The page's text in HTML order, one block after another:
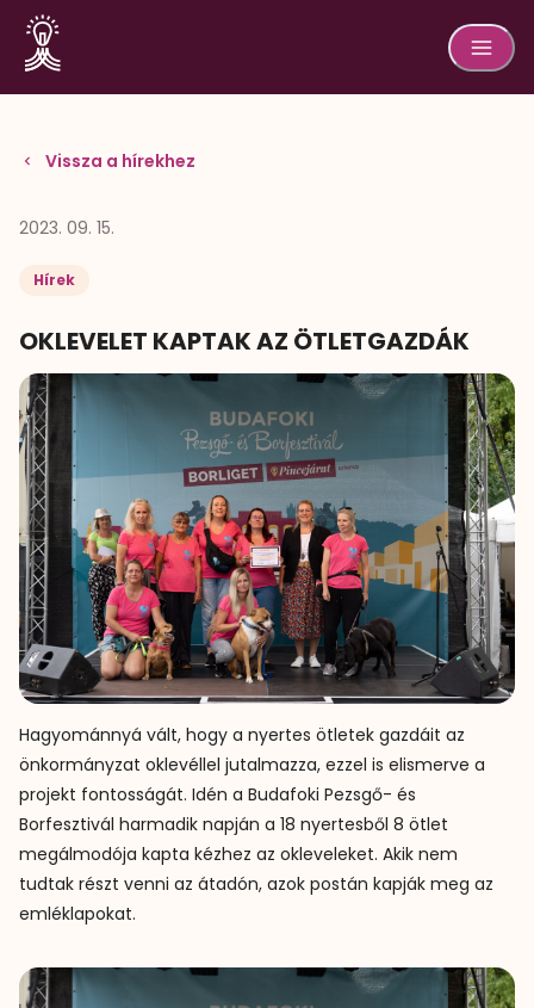
Vissza a hírekhez
2023. 09. 15.
Hírek
OKLEVELET KAPTAK AZ ÖTLETGAZDÁK
Hagyománnyá vált, hogy a nyertes ötletek gazdáit az
önkormányzat oklevéllel jutalmazza, ezzel is elismerve a
projekt fontosságát. Idén a Budafoki Pezsgő- és
Borfesztivál harmadik napján a 18 nyertesből 8 ötlet
megálmodója kapta kézhez az okleveleket. Akik nem
tudtak részt venni az átadón, azok postán kapják meg az
emléklapokat.